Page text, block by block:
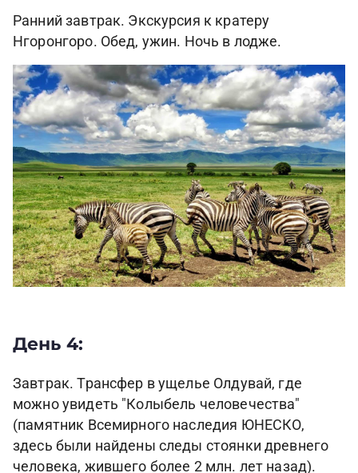
Ранний завтрак. Экскурсия к кратеру
Нгоронгоро. Обед, ужин. Ночь в лодже.
День 4:
Завтрак. Трансфер в ущелье Олдувай, где
можно увидеть "Колыбель человечества"
(памятник Всемирного наследия ЮНЕСКО,
здесь были найдены следы стоянки древнего
человека, жившего более 2 млн. лет назад).